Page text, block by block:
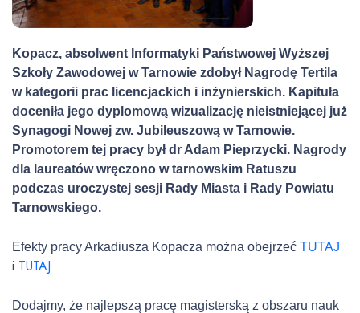
Kopacz, absolwent Informatyki Państwowej Wyższej
Szkoły Zawodowej w Tarnowie zdobył Nagrodę Tertila
w kategorii prac licencjackich i inżynierskich. Kapituła
doceniła jego dyplomową wizualizację nieistniejącej już
Synagogi Nowej zw. Jubileuszową w Tarnowie.
Promotorem tej pracy był dr Adam Pieprzycki. Nagrody
dla laureatów wręczono w tarnowskim Ratuszu
podczas uroczystej sesji Rady Miasta i Rady Powiatu
Tarnowskiego.
Efekty pracy Arkadiusza Kopacza można obejrzeć TUTAJ
i TUTAJ
Dodajmy, że najlepszą pracę magisterską z obszaru nauk